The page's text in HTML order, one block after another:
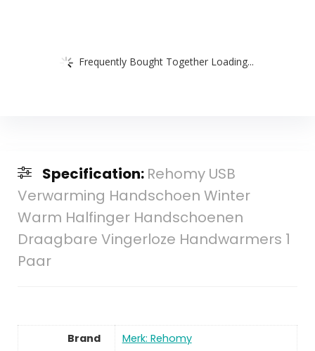
Frequently Bought Together Loading...
Specification: Rehomy USB
Verwarming Handschoen Winter
Warm Halfinger Handschoenen
Draagbare Vingerloze Handwarmers 1
Paar
Brand Merk: Rehomy